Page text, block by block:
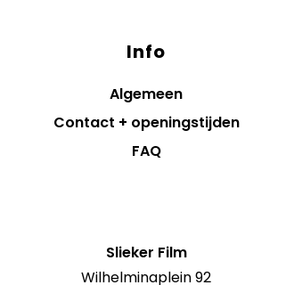
Info
Algemeen
Contact + openingstijden
FAQ
Slieker Film
Wilhelminaplein 92